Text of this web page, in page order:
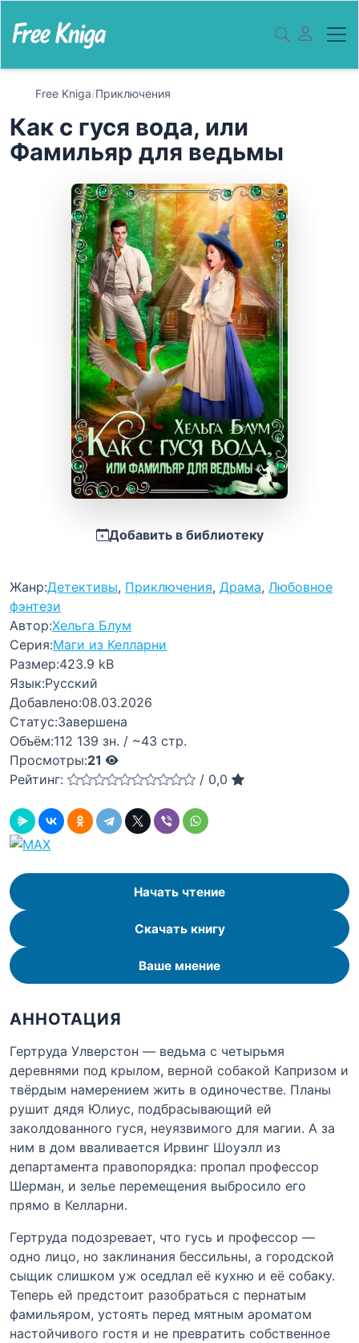
Free Kniga/Приключения
Как с гуся вода, или
Фамильяр для ведьмы
Добавить в библиотеку
Жанр:Детективы, Приключения, Драма, Любовное
фэнтези
Автор:Хельга Блум
Серия:Маги из Келларни
Размер:423.9 kB
Язык:Русский
Добавлено:08.03.2026
Статус:Завершена
Объём:112 139 зн. / ~43 стр.
Просмотры:21
Рейтинг:
/ 0,0
Начать чтение
Скачать книгу
Ваше мнение
АННОТАЦИЯ
Гертруда Улверстон — ведьма с четырьмя
деревнями под крылом, верной собакой Капризом и
твёрдым намерением жить в одиночестве. Планы
рушит дядя Юлиус, подбрасывающий ей
заколдованного гуся, неуязвимого для магии. А за
ним в дом вваливается Ирвинг Шоуэлл из
департамента правопорядка: пропал профессор
Шерман, и зелье перемещения выбросило его
прямо в Келларни.
Гертруда подозревает, что гусь и профессор —
одно лицо, но заклинания бессильны, а городской
сыщик слишком уж оседлал её кухню и её собаку.
Теперь ей предстоит разобраться с пернатым
фамильяром, устоять перед мятным ароматом
настойчивого гостя и не превратить собственное